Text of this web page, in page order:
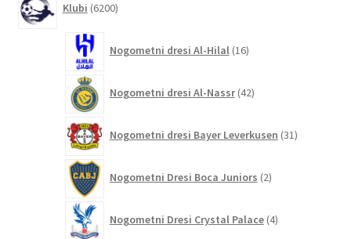
Klubi 6200izdelkov
Nogometni dresi Al-Hilal 16izdelkov
Nogometni dresi Al-Nassr 42izdelkov
Nogometni dresi Bayer Leverkusen 31izdelkov
Nogometni Dresi Boca Juniors 2izdelka
Nogometni Dresi Crystal Palace 4izdelki